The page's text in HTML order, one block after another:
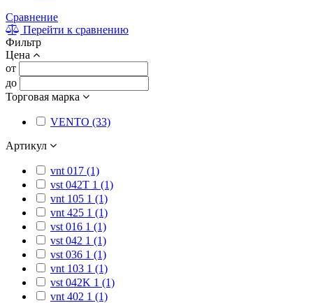
Сравнение
Перейти к сравнению
Фильтр
Цена
от
до
Торговая марка
VENTO (33)
Артикул
vnt 017 (1)
vst 042T 1 (1)
vnt 105 1 (1)
vnt 425 1 (1)
vst 016 1 (1)
vst 042 1 (1)
vst 036 1 (1)
vnt 103 1 (1)
vst 042K 1 (1)
vnt 402 1 (1)